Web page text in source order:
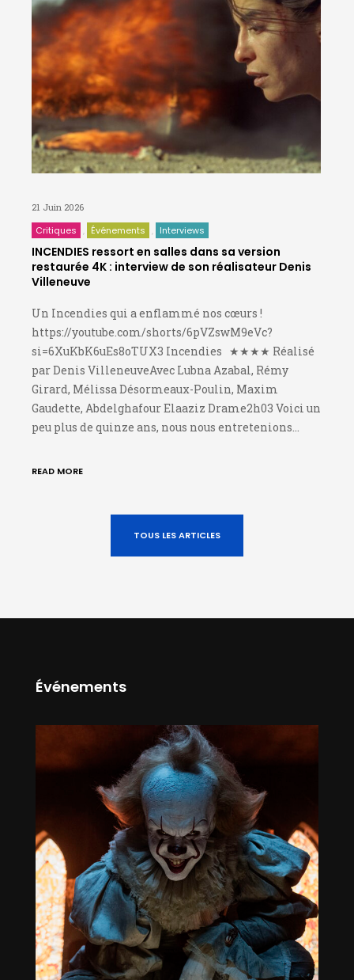
21 Juin 2026
Critiques Événements Interviews
INCENDIES ressort en salles dans sa version
restaurée 4K : interview de son réalisateur Denis
Villeneuve
Un Incendies qui a enflammé nos cœurs !
https://youtube.com/shorts/6pVZswM9eVc?
si=6XuKbK6uEs8oTUX3 Incendies ★★★★ Réalisé
par Denis VilleneuveAvec Lubna Azabal, Rémy
Girard, Mélissa Désormeaux-Poulin, Maxim
Gaudette, Abdelghafour Elaaziz Drame2h03 Voici un
peu plus de quinze ans, nous nous entretenions…
READ MORE
TOUS LES ARTICLES
Événements